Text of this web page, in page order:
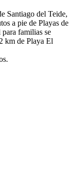
Santiago del Teide,
a pie de Playas de
familias se
km de Playa El